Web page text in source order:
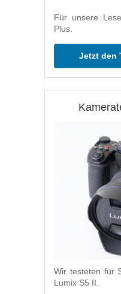
Für unsere
Plus.
Jetzt den
Wir testeten für
Lumix S5 II.